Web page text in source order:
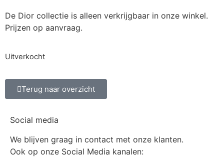
De Dior collectie is alleen verkrijgbaar in onze winkel.
Prijzen op aanvraag.
Uitverkocht
Terug naar overzicht
Social media
We blijven graag in contact met onze klanten.
Ook op onze Social Media kanalen: